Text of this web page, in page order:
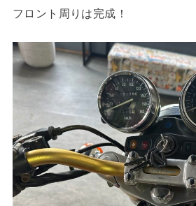
フロント周りは完成！